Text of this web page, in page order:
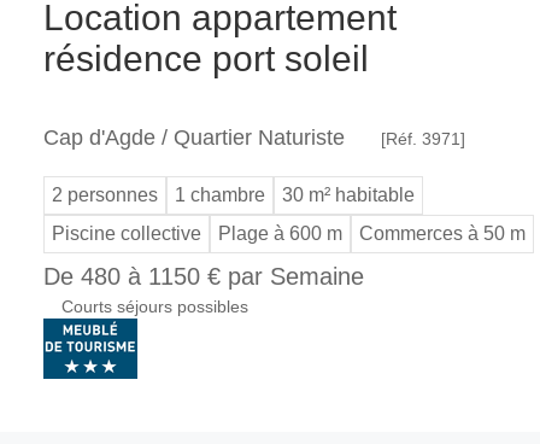
Location appartement
résidence port soleil
Cap d'Agde / Quartier Naturiste [Réf. 3971]
2 personnes 1 chambre
30 m² habitable
Piscine collective
Plage à 600 m Commerces à 50 m
De 480 à 1150 € par Semaine
Courts séjours possibles